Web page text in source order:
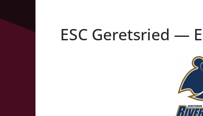
ESC Geretsried —